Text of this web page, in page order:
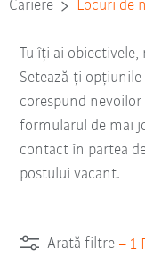
Cariere Locuri de
Tu îți ai
Setează-ți
corespund
formularul de mai
contact în partea
postului vacant.
Arată filtre – 1